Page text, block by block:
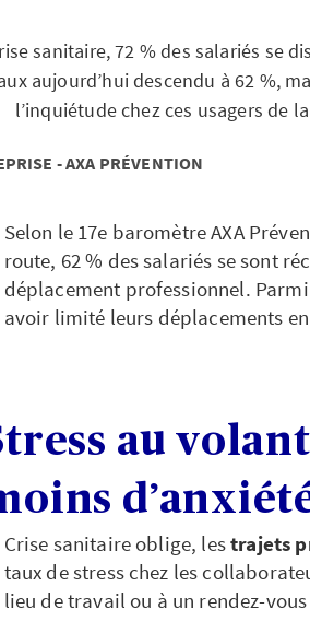
sanitaire, 72 % des salariés se
aujourd’hui descendu à 62 %,
l’inquiétude chez ces usagers de
- AXA PRÉVENTION
Selon le 17e baromètre AXA
route, 62 % des salariés se sont
déplacement professionnel.
avoir limité leurs déplacements
au
Crise sanitaire oblige, lestrajets
taux de stress chez les
lieu de travail ou à un rendez-